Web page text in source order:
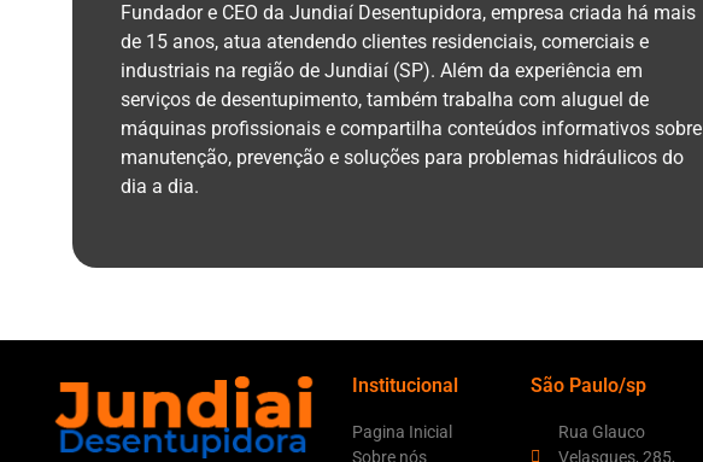
Fundador e CEO da Jundiaí Desentupidora, empresa criada há mais
de 15 anos, atua atendendo clientes residenciais, comerciais e
industriais na região de Jundiaí (SP). Além da experiência em
serviços de desentupimento, também trabalha com aluguel de
máquinas profissionais e compartilha conteúdos informativos sobre
manutenção, prevenção e soluções para problemas hidráulicos do
dia a dia.
Institucional
Pagina Inicial
Sobre nós
São Paulo/sp
Rua Glauco
Velasques, 285,